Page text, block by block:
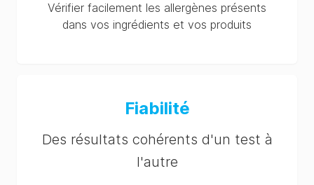
Vérifier facilement les allergènes présents
dans vos ingrédients et vos produits
Fiabilité
Des résultats cohérents d'un test à
l'autre